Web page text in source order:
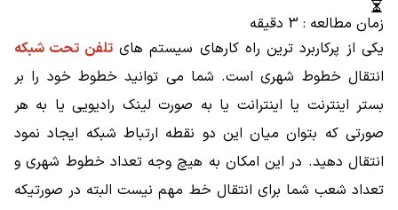
زمان مطالعه : 3 دقیقه
یکی از پرکاربرد ترین راه کارهای سیستم هایتلفن تحت شبکه
انتقال خطوط شهری است. شما می توانید خطوط خود را بر
بستر اینترنت یا اینترانت یا به صورت لینک رادیویی یا به هر
صورتی که بتوان میان این دو نقطه ارتباط شبکه ایجاد نمود
انتقال دهید. در این امکان به هیچ وجه تعداد خطوط شهری و
تعداد شعب شما برای انتقال خط مهم نیست البته در صورتیکه